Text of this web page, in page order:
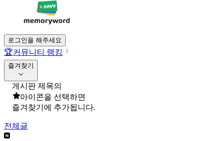
로그인을 해주세요
🏆커뮤니티 랭킹
즐겨찾기
게시판 제목의
아이콘을 선택하면
즐겨찾기에 추가됩니다.
전체글